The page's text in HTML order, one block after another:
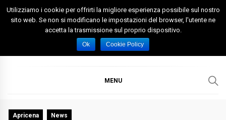
Skip
Spazio Foggia
Foggia News Calcio Eventi e Attività nella Capitanata
MENU
Apricena News
Utilizziamo i cookie per offrirti la migliore esperienza possibile sul nostro
sito web. Se non si modificano le impostazioni del browser, l'utente ne
accetta la trasmissione sul proprio dispositivo.
Ok Cookie Policy